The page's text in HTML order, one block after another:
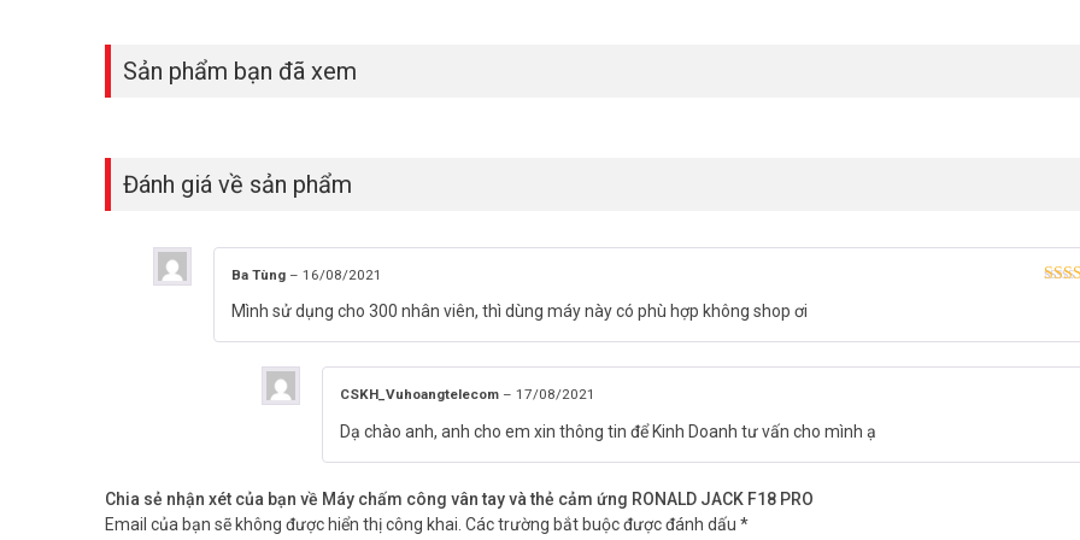
Top các
Thông số kỹ thuật máy chấm công và kiểm soát cửa bằng vân tay, thẻ cảm ứng
JACK F18 PRO
– Quản lý đến 4000 dấu vân tay/ Thẻ cảm ứng.
Sản phẩm bạn đã xem
Đánh giá về sản phẩm
Ba Tùng – 16/08/2021
Mình sử dụng cho 300 nhân viên, thì dùng máy này có phù hợp không shop ơi
CSKH_Vuhoangtelecom – 17/08/2021
Dạ chào anh, anh cho em xin thông tin để Kinh Doanh tư vấn cho mình ạ
Chia sẻ nhận xét của bạn về Máy chấm công vân tay và thẻ cảm ứng RONALD JACK F18 PRO
Email của bạn sẽ không được hiển thị công khai. Các trường bắt buộc được đánh dấu *